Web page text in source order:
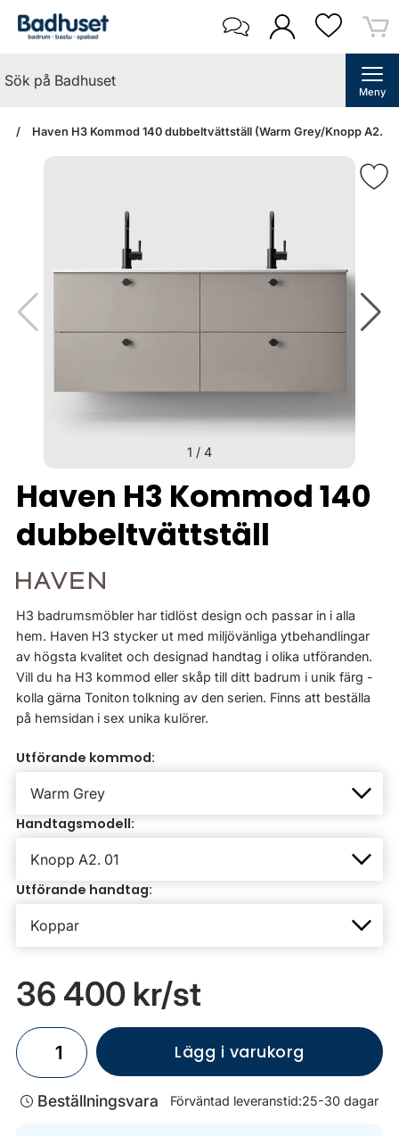
Meny
Haven H3 Kommod 140 dubbeltvättställ (Warm Grey/Knopp A2.
1 / 4
Haven H3 Kommod 140
dubbeltvättställ
H3 badrumsmöbler har tidlöst design och passar in i alla
hem. Haven H3 stycker ut med miljövänliga ytbehandlingar
av högsta kvalitet och designad handtag i olika utföranden.
Vill du ha H3 kommod eller skåp till ditt badrum i unik färg -
kolla gärna Toniton tolkning av den serien. Finns att beställa
på hemsidan i sex unika kulörer.
Utförande kommod:
Handtagsmodell:
Utförande handtag:
36 400 kr/st
Lägg i varukorg
Beställningsvara Förväntad leveranstid:25-30 dagar